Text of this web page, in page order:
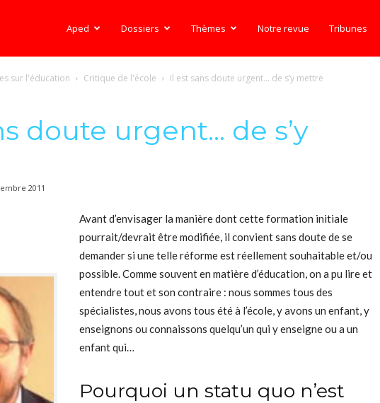
Aped Dossiers Thèmes Notre revue Tribunes
sur l'éducation Critique de l'école Il est sans doute urgent… de s’y mettre
doute urgent… de s’y
2011
Avant d’envisager la manière dont cette formation initiale
pourrait/devrait être modifiée, il convient sans doute de se
demander si une telle réforme est réellement souhaitable et/ou
possible. Comme souvent en matière d’éducation, on a pu lire et
entendre tout et son contraire : nous sommes tous des
spécialistes, nous avons tous été à l’école, y avons un enfant, y
enseignons ou connaissons quelqu’un qui y enseigne ou a un
enfant qui…
Pourquoi un statu quo n’est